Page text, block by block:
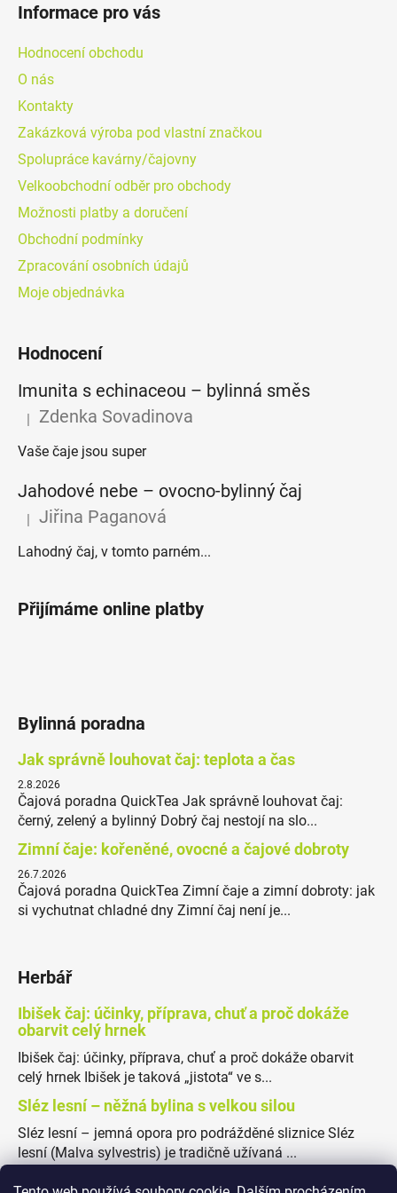
Informace pro vás
Hodnocení obchodu
O nás
Kontakty
Zakázková výroba pod vlastní značkou
Spolupráce kavárny/čajovny
Velkoobchodní odběr pro obchody
Možnosti platby a doručení
Obchodní podmínky
Zpracování osobních údajů
Moje objednávka
Hodnocení
Imunita s echinaceou – bylinná směs
Hodnocení produktu je 5 z 5 hvězdiček.
| Zdenka Sovadinova
Vaše čaje jsou super
Jahodové nebe – ovocno-bylinný čaj
Hodnocení produktu je 5 z 5 hvězdiček.
| Jiřina Paganová
Lahodný čaj, v tomto parném...
Přijímáme online platby
Bylinná poradna
Jak správně louhovat čaj: teplota a čas
2.8.2026
Čajová poradna QuickTea Jak správně louhovat čaj:
černý, zelený a bylinný Dobrý čaj nestojí na slo...
Zimní čaje: kořeněné, ovocné a čajové dobroty
26.7.2026
Čajová poradna QuickTea Zimní čaje a zimní dobroty: jak
si vychutnat chladné dny Zimní čaj není je...
Herbář
Ibišek čaj: účinky, příprava, chuť a proč dokáže
obarvit celý hrnek
Ibišek čaj: účinky, příprava, chuť a proč dokáže obarvit
celý hrnek Ibišek je taková „jistota“ ve s...
Sléz lesní – něžná bylina s velkou silou
Sléz lesní – jemná opora pro podrážděné sliznice Sléz
lesní (Malva sylvestris) je tradičně užívaná ...